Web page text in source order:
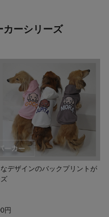
カーシリーズ
デザインのバックプリントが
円